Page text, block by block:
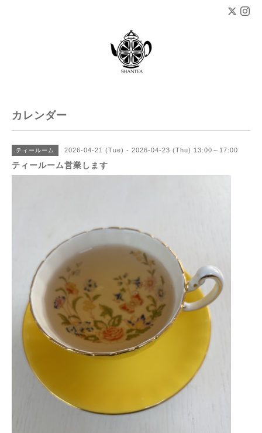
カレンダー
ティールーム 2026-04-21 (Tue) - 2026-04-23 (Thu) 13:00～17:00
ティールーム営業します